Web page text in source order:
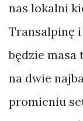
nas lokalni
Transalpinę
będzie masa
na dwie
promieniu